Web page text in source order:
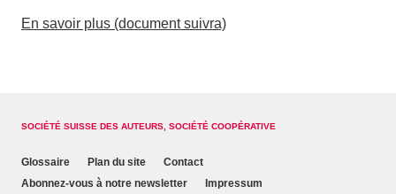
En savoir plus (document suivra)
SOCIÉTÉ SUISSE DES AUTEURS, SOCIÉTÉ COOPÉRATIVE
Glossaire Plan du site
Contact
Abonnez-vous à notre newsletter
Impressum